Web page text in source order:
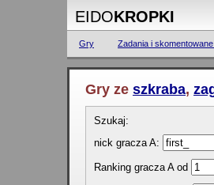
EIDOKROPKI
Gry Zadania i
Gry ze szkraba,
Szukaj:
nick gracza A:
Ranking gracza A od